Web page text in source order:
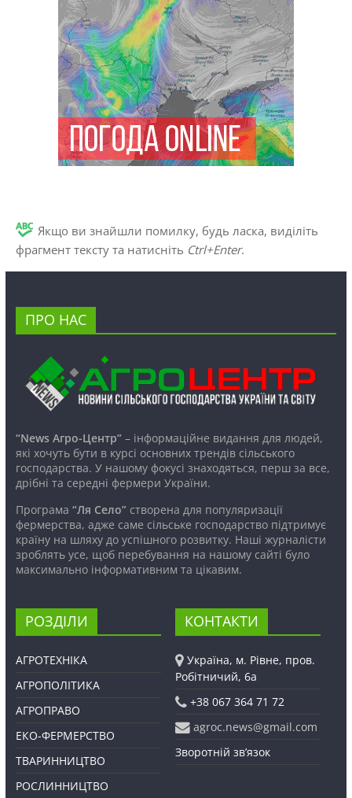
Якщо ви знайшли помилку, будь ласка, виділіть
фрагмент тексту та натисніть Ctrl+Enter.
ПРО НАС
“News Агро-Центр”– інформаційне видання для людей,
які хочуть бути в курсі основних трендів сільського
господарства. У нашому фокусі знаходяться, перш за все,
дрібні та середні фермери України.
Програма “Ля Село”створена для популяризації
фермерства, адже саме сільське господарство підтримує
країну на шляху до успішного розвитку. Наші журналісти
зроблять усе, щоб перебування на нашому сайті було
максимально інформативним та цікавим.
РОЗДІЛИ
АГРОТЕХНІКА
АГРОПОЛІТИКА
АГРОПРАВО
ЕКО-ФЕРМЕРСТВО
ТВАРИННИЦТВО
РОСЛИННИЦТВО
КОНТАКТИ
Україна, м. Рівне, пров.
Робітничий, 6а
+38 067 364 71 72
agroc.news@gmail.com
Зворотній зв’язок